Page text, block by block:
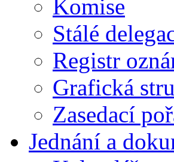
Komise
Stálé
Registr
Grafická
Zasedací
Jednání a